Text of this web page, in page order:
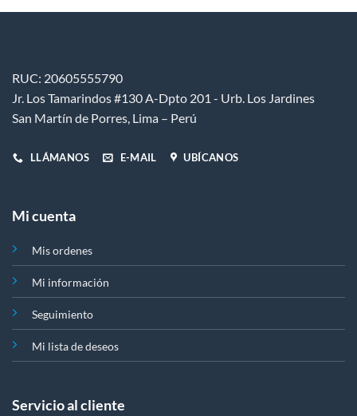
RUC: 20605555790
Jr. Los Tamarindos #130 A-Dpto 201 - Urb. Los Jardines
San Martín de Porres, Lima – Perú
LLÁMANOS E-MAIL UBÍCANOS
Mi cuenta
Mis ordenes
Mi información
Seguimiento
Mi lista de deseos
Servicio al cliente